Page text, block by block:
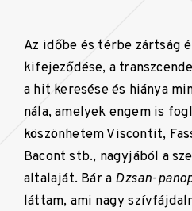
Az időbe és térbe zártság
kifejeződése, a
a hit keresése és hiánya
nála, amelyek engem is
köszönhetem Viscontit,
Bacont stb., nagyjából a
altalaját. Bár a Dzsan-
láttam, ami nagy